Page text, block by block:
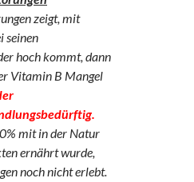
zeigt, mit
seinen
hoch kommt, dann
Vitamin B Mangel
mit in der Natur
ernährt wurde,
noch nicht erlebt.